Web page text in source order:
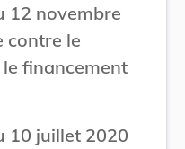
12 novembre
contre le
financement
10 juillet 2020